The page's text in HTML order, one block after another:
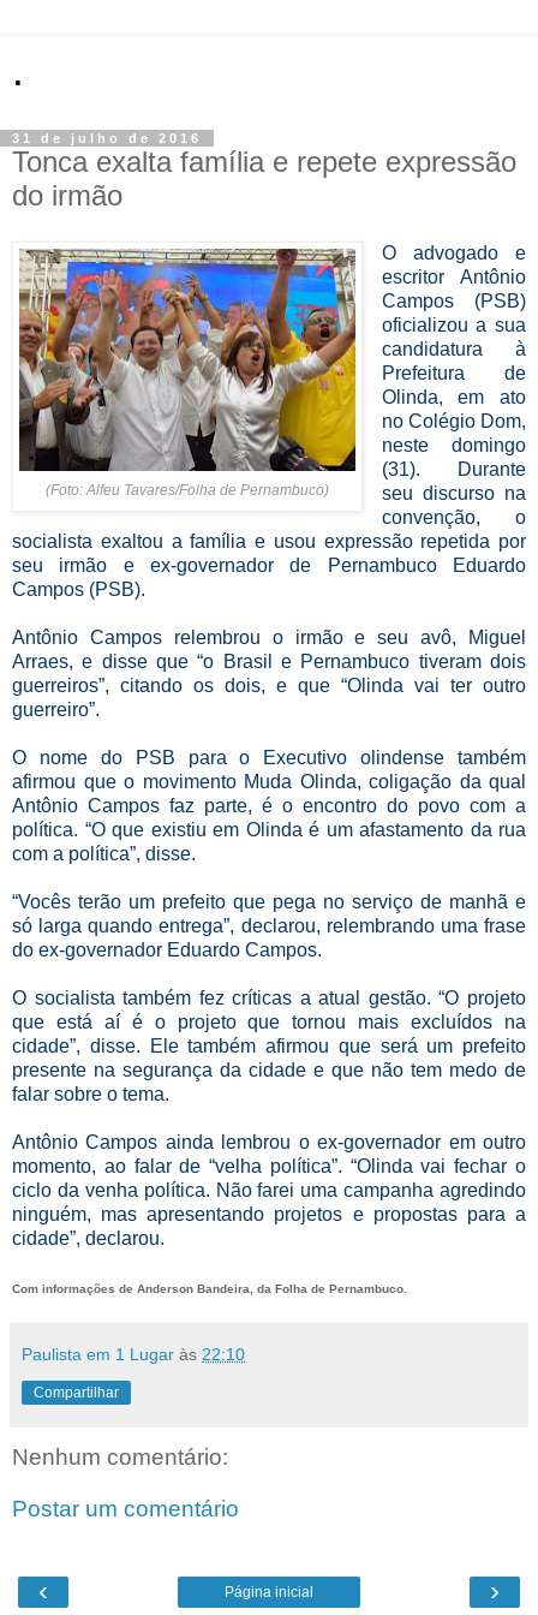
.
31 de julho de 2016
Tonca exalta família e repete expressão
do irmão
(Foto: Alfeu Tavares/Folha de Pernambuco)
O advogado e
escritor Antônio
Campos (PSB)
oficializou a sua
candidatura à
Prefeitura de
Olinda, em ato
no Colégio Dom,
neste domingo
(31). Durante
seu discurso na
convenção, o
socialista exaltou a família e usou expressão repetida por
seu irmão e ex-governador de Pernambuco Eduardo
Campos (PSB).
Antônio Campos relembrou o irmão e seu avô, Miguel
Arraes, e disse que “o Brasil e Pernambuco tiveram dois
guerreiros”, citando os dois, e que “Olinda vai ter outro
guerreiro”.
O nome do PSB para o Executivo olindense também
afirmou que o movimento Muda Olinda, coligação da qual
Antônio Campos faz parte, é o encontro do povo com a
política. “O que existiu em Olinda é um afastamento da rua
com a política”, disse.
“Vocês terão um prefeito que pega no serviço de manhã e
só larga quando entrega”, declarou, relembrando uma frase
do ex-governador Eduardo Campos.
O socialista também fez críticas a atual gestão. “O projeto
que está aí é o projeto que tornou mais excluídos na
cidade”, disse. Ele também afirmou que será um prefeito
presente na segurança da cidade e que não tem medo de
falar sobre o tema.
Antônio Campos ainda lembrou o ex-governador em outro
momento, ao falar de “velha política”. “Olinda vai fechar o
ciclo da venha política. Não farei uma campanha agredindo
ninguém, mas apresentando projetos e propostas para a
cidade”, declarou.
Com informações de Anderson Bandeira, da Folha de Pernambuco.
Paulista em 1 Lugar às 22:10
Compartilhar
Nenhum comentário:
Postar um comentário
‹ ›
Página inicial